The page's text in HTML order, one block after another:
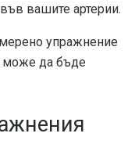
вашите артерии.
упражнение
може да бъде